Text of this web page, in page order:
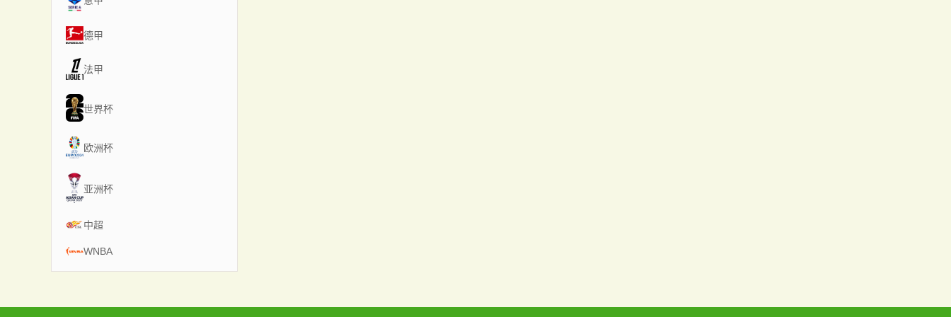
德甲
法甲
世界杯
欧洲杯
亚洲杯
中超
WNBA